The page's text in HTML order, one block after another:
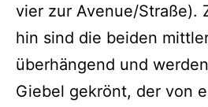
vier zur Avenue/Straße).
hin sind die beiden
überhängend und
Giebel gekrönt, der von